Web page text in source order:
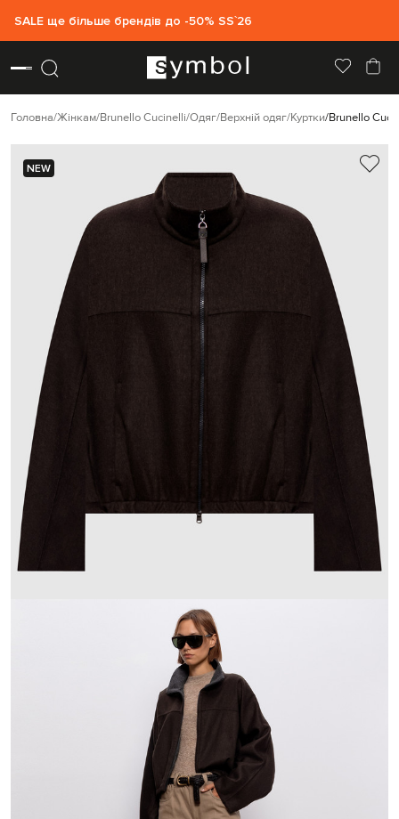
SALE ще більше брендів до -50% SS`26
Головна Жінкам Brunello Cucinelli Одяг Верхній одяг Куртки Brunello
NEW